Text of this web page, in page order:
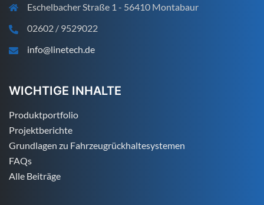
Eschelbacher Straße 1 - 56410 Montabaur
02602 / 9529022
info@linetech.de
WICHTIGE INHALTE
Produktportfolio
Projektberichte
Grundlagen zu Fahrzeugrückhaltesystemen
FAQs
Alle Beiträge